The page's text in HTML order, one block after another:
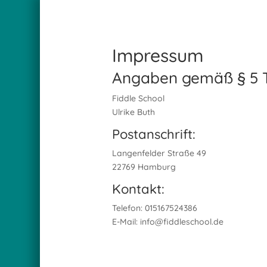
Impressum
Angaben gemäß § 5
Fiddle School
Ulrike Buth
Postanschrift:
Langenfelder Straße 49
22769 Hamburg
Kontakt:
Telefon: 015167524386
E-Mail: info@fiddleschool.de